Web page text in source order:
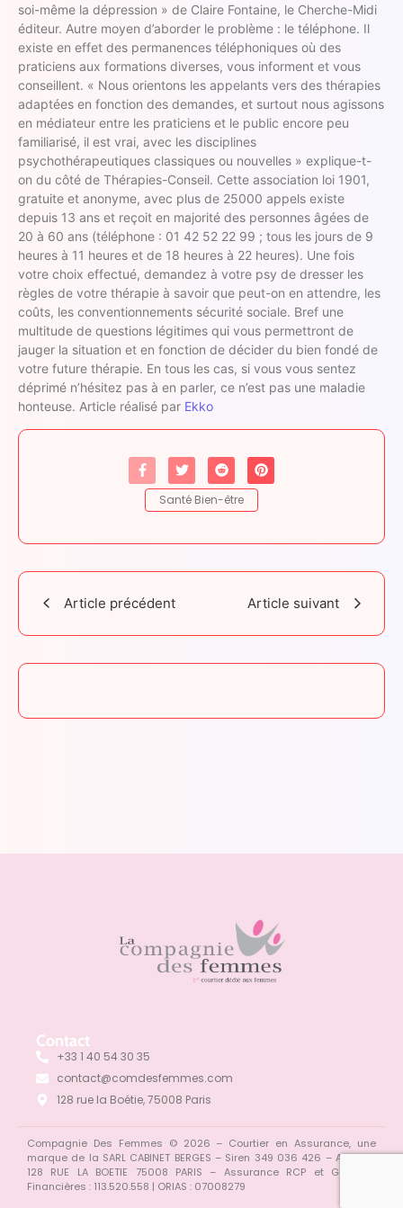
soi-même la dépression » de Claire Fontaine, le Cherche-Midi
éditeur. Autre moyen d’aborder le problème : le téléphone. Il
existe en effet des permanences téléphoniques où des
praticiens aux formations diverses, vous informent et vous
conseillent. « Nous orientons les appelants vers des thérapies
adaptées en fonction des demandes, et surtout nous agissons
en médiateur entre les praticiens et le public encore peu
familiarisé, il est vrai, avec les disciplines
psychothérapeutiques classiques ou nouvelles » explique-t-
on du côté de Thérapies-Conseil. Cette association loi 1901,
gratuite et anonyme, avec plus de 25000 appels existe
depuis 13 ans et reçoit en majorité des personnes âgées de
20 à 60 ans (téléphone : 01 42 52 22 99 ; tous les jours de 9
heures à 11 heures et de 18 heures à 22 heures). Une fois
votre choix effectué, demandez à votre psy de dresser les
règles de votre thérapie à savoir que peut-on en attendre, les
coûts, les conventionnements sécurité sociale. Bref une
multitude de questions légitimes qui vous permettront de
jauger la situation et en fonction de décider du bien fondé de
votre future thérapie. En tous les cas, si vous vous sentez
déprimé n’hésitez pas à en parler, ce n’est pas une maladie
honteuse. Article réalisé par Ekko
Santé Bien-être
Article précédent Article suivant
Contact
+33 1 40 54 30 35
contact@comdesfemmes.com
128 rue la Boétie, 75008 Paris
Compagnie Des Femmes © 2026 – Courtier en Assurance, une
marque de la SARL CABINET BERGES – Siren 349 036 426 – ADONYS
128 RUE LA BOETIE 75008 PARIS – Assurance RCP et Garantie
Financières : 113.520.558 | ORIAS : 07008279